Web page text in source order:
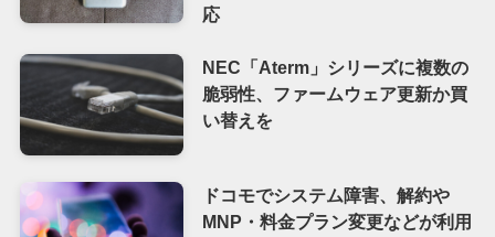
応
NEC「Aterm」シリーズに複数の
脆弱性、ファームウェア更新か買
い替えを
ドコモでシステム障害、解約や
MNP・料金プラン変更などが利用